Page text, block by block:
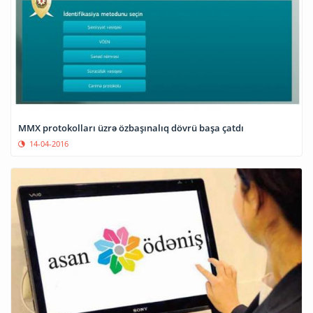
MMX protokolları üzrə özbaşınalıq dövrü başa çatdı
14-04-2016